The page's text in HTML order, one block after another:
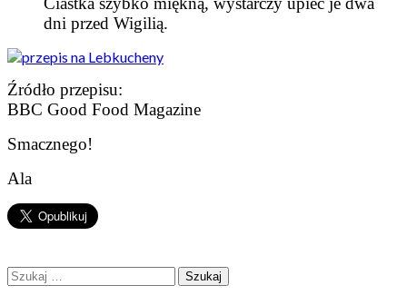
dni przed Wigilią.
Źródło przepisu:
BBC Good Food Magazine
Smacznego!
Ala
Szukaj: